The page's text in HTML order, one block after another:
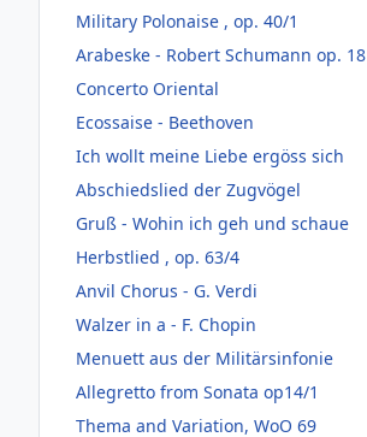
Military Polonaise , op. 40/1
Arabeske - Robert Schumann op. 18
Concerto Oriental
Ecossaise - Beethoven
Ich wollt meine Liebe ergöss sich
Abschiedslied der Zugvögel
Gruß - Wohin ich geh und schaue
Herbstlied , op. 63/4
Anvil Chorus - G. Verdi
Walzer in a - F. Chopin
Menuett aus der Militärsinfonie
Allegretto from Sonata op14/1
Thema and Variation, WoO 69